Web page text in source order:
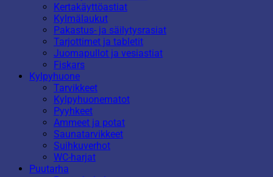
Kertakäyttöastiat
Kylmälaukut
Pakastus- ja säilytysrasiat
Tarjottimet ja tabletit
Juomapullot ja vesiastiat
Fiskars
Kylpyhuone
Tarvikkeet
Kylpyhuonematot
Pyyhkeet
Ammeet ja potat
Saunatarvikkeet
Suihkuverhot
WC-harjat
Puutarha